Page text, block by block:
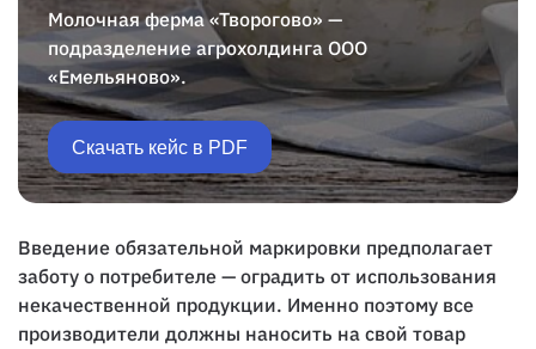
Молочная ферма «Творогово» —
подразделение агрохолдинга ООО
«Емельяново».
Скачать кейс в PDF
Введение обязательной маркировки предполагает
заботу о потребителе — оградить от использования
некачественной продукции. Именно поэтому все
производители должны наносить на свой товар